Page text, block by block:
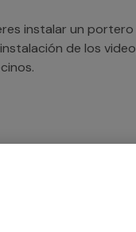
instalar un
de los